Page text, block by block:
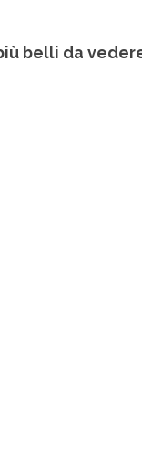
belli da